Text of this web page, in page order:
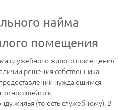
найма
помещения
служебного жилого помещения
решения собственника
нуждающимся
к
жилья (то есть служебному). В